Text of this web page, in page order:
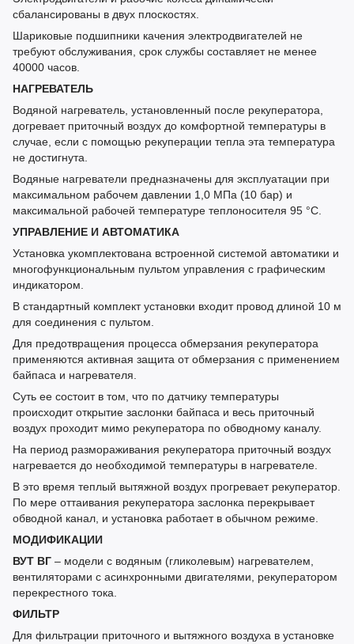
сбалансированы в двух плоскостях.
Шариковые подшипники качения электродвигателей не
требуют обслуживания, срок службы составляет не менее
40000 часов.
НАГРЕВАТЕЛЬ
Водяной нагреватель, установленный после рекуператора,
догревает приточный воздух до комфортной температуры в
случае, если с помощью рекуперации тепла эта температура
не достигнута.
Водяные нагреватели предназначены для эксплуатации при
максимальном рабочем давлении 1,0 МПа (10 бар) и
максимальной рабочей температуре теплоносителя 95 °С.
УПРАВЛЕНИЕ И АВТОМАТИКА
Установка укомплектована встроенной системой автоматики и
многофункциональным пультом управления с графическим
индикатором.
В стандартный комплект установки входит провод длиной 10 м
для соединения с пультом.
Для предотвращения процесса обмерзания рекуператора
применяются активная защита от обмерзания с применением
байпаса и нагревателя.
Суть ее состоит в том, что по датчику температуры
происходит открытие заслонки байпаса и весь приточный
воздух проходит мимо рекуператора по обводному каналу.
На период размораживания рекуператора приточный воздух
нагревается до необходимой температуры в нагревателе.
В это время теплый вытяжной воздух прогревает рекуператор.
По мере оттаивания рекуператора заслонка перекрывает
обводной канал, и установка работает в обычном режиме.
МОДИФИКАЦИИ
ВУТ ВГ – модели с водяным (гликолевым) нагревателем,
вентиляторами с асинхронными двигателями, рекуператором
перекрестного тока.
ФИЛЬТР
Для фильтрации приточного и вытяжного воздуха в установке